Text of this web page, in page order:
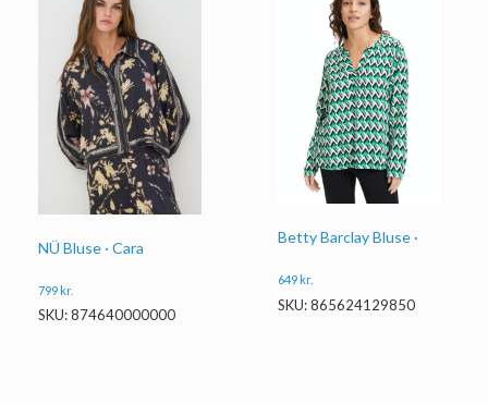
NÜ Bluse · Cara
799kr.
SKU: 874640000000
Betty Barclay Bluse ·
649kr.
SKU: 865624129850